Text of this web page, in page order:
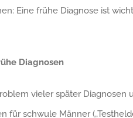
Eine frühe Diagnose ist
Diagnosen
vieler später Diagnosen
für schwule Männer